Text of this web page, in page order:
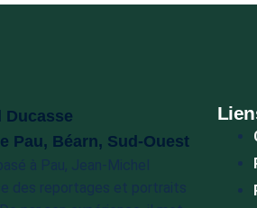
Ducasse
Pau, Béarn, Sud-Ouest